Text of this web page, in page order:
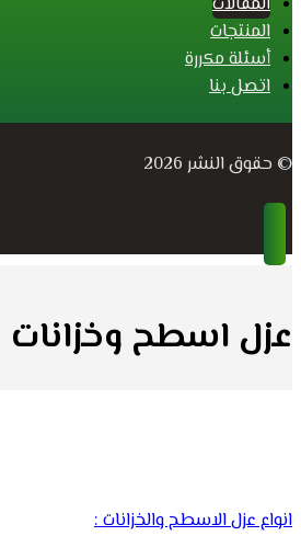
المنتجات
أسئلة مكررة
اتصل بنا
© حقوق النشر 2026
عزل اسطح وخزانات
انواع عزل الاسطح والخزانات :